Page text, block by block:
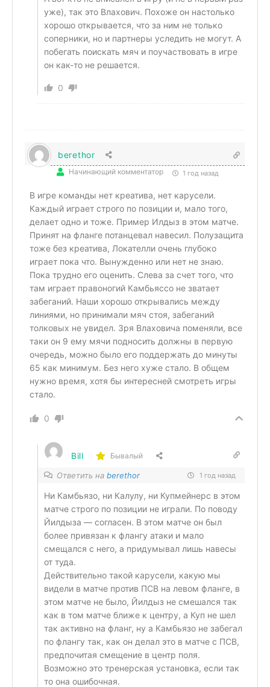
уже), так это Влахович. Похоже он настолько
хорошо открывается, что за ним не только
соперники, но и партнеры уследить не могут. А
побегать поискать мяч и поучаствовать в игре
он как-то не решается.
0
berethor
Начинающий комментатор 1 год назад
В игре команды нет креатива, нет карусели.
Каждый играет строго по позиции и, мало того,
делает одно и тоже. Пример Илдыз в этом матче.
Принят на фланге потанцевал навесил. Полузащита
тоже без креатива, Локателли очень глубоко
играет пока что. Вынужденно или нет не знаю.
Пока трудно его оценить. Слева за счет того, что
там играет правоногий Камбьяссо не зватает
забеганий. Наши хорошо открывались между
линиями, но принимали мяч стоя, забеганий
толковых не увидел. Зря Влаховича поменяли, все
таки он 9 ему мячи подносить должны в первую
очередь, можно было его поддержать до минуты
65 как минимум. Без него хуже стало. В общем
нужно время, хотя бы интересней смотреть игры
стало.
0
Bill Бывалый
Ответить на berethor 1 год назад
Ни Камбьязо, ни Калулу, ни Купмейнерс в этом
матче строго по позиции не играли. По поводу
Йилдыза — согласен. В этом матче он был
более привязан к флангу атаки и мало
смещался с него, а придумывал лишь навесы
от туда.
Действительно такой карусели, какую мы
видели в матче против ПСВ на левом фланге, в
этом матче не было, Йилдыз не смешался так
как в том матче ближе к центру, а Куп не шел
так активно на фланг, ну а Камбьязо не забегал
по флангу так, как он делал это в матче с ПСВ,
предпочитая смещение в центр поля.
Возможно это тренерская установка, если так
то она ошибочная.